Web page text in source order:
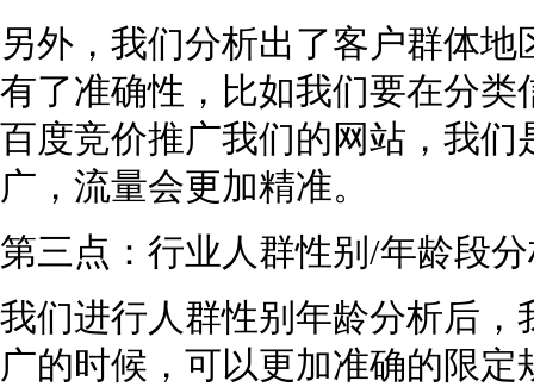
另外，我们分析出了客户群体
有了准确性，比如我们要在分
百度竞价推广我们的网站，我
广，流量会更加精准。
第三点：行业人群性别/年龄段
我们进行人群性别年龄分析后
广的时候，可以更加准确的限